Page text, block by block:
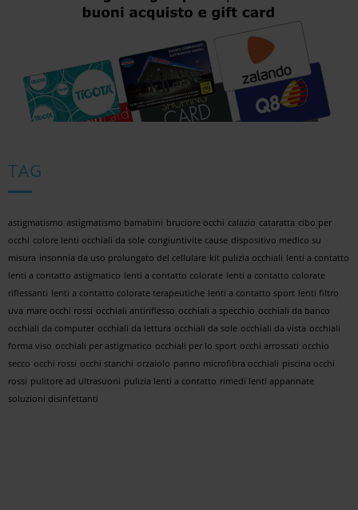
TAG
astigmatismo astigmatismo bamabini bruciore occhi calazio cataratta cibo per
occhi colore lenti occhiali da sole congiuntivite cause dispositivo medico su
misura insonnia da uso prolungato del cellulare kit pulizia occhiali lenti a contatto
lenti a contatto astigmatico lenti a contatto colorate lenti a contatto colorate
riflessanti lenti a contatto colorate terapeutiche lenti a contatto sport lenti filtro
uva mare occhi rossi occhiali antiriflesso occhiali a specchio occhiali da banco
occhiali da computer occhiali da lettura occhiali da sole occhiali da vista occhiali
forma viso occhiali per astigmatico occhiali per lo sport occhi arrossati occhio
secco occhi rossi occhi stanchi orzaiolo panno microfibra occhiali piscina occhi
rossi pulitore ad ultrasuoni pulizia lenti a contatto rimedi lenti appannate
soluzioni disinfettanti